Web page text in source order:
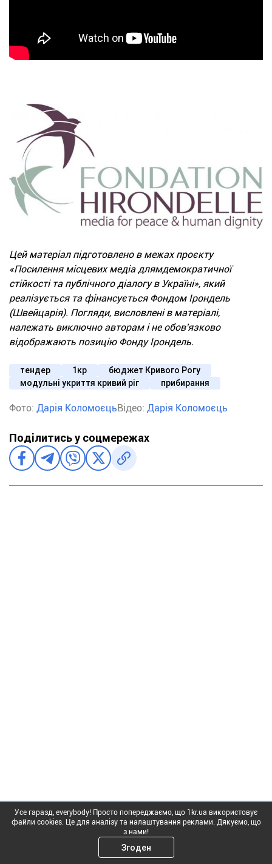
Цей матеріал підготовлено в межах проєкту
«Посилення місцевих медіа длямдемократичної
стійкості та публічного діалогу в Україні», який
реалізується та фінансується Фондом Ірондель
(Швейцарія). Погляди, висловлені в матеріалі,
належать виключно авторам і не обов'язково
відображають позицію Фонду Ірондель.
тендер 1кр
бюджет Кривого Рогу
модульні укриття кривий ріг
прибирання
Фото: Дарія Коломоєць Відео: Дарія Коломоєць
Поділитись у соцмережах
Усе гаразд, everybody! Просто попереджаємо, що 1kr.ua використовує
файли cookies. Це для аналізу та налаштування реклами. Дякуємо, що
з нами!
Згоден